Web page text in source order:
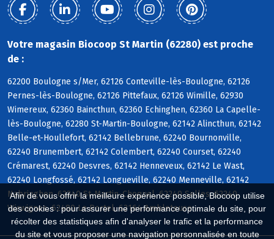
Afin de vous offrir la meilleure expérience possible, Biocoop utilise
des cookies : pour assurer une performance optimale du site, pour
récolter des statistiques afin d'analyser le trafic et la performance
du site et vous proposer une navigation personnalisée en toute
Votre magasin Biocoop St Martin (62280) est proche
de :
62200 Boulogne s/Mer, 62126 Conteville-lès-Boulogne, 62126
Pernes-lès-Boulogne, 62126 Pittefaux, 62126 Wimille, 62930
Wimereux, 62360 Baincthun, 62360 Echinghen, 62360 La Capelle-
lès-Boulogne, 62280 St-Martin-Boulogne, 62142 Alincthun, 62142
Belle-et-Houllefort, 62142 Bellebrune, 62240 Bournonville,
62240 Brunembert, 62142 Colembert, 62240 Courset, 62240
Crémarest, 62240 Desvres, 62142 Henneveux, 62142 Le Wast,
62240 Longfossé, 62142 Longueville, 62240 Menneville, 62142
Nabringhen, 62240 St-Martin-Choquel, 62240 Selles, 62240
Wirwignes, 62480 Le Portel, 62164 Ambleteuse